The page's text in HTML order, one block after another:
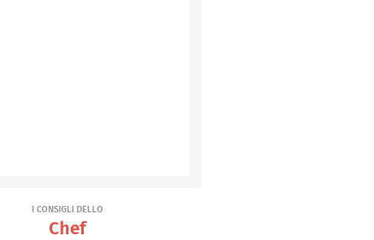
I CONSIGLI DELLO
Chef